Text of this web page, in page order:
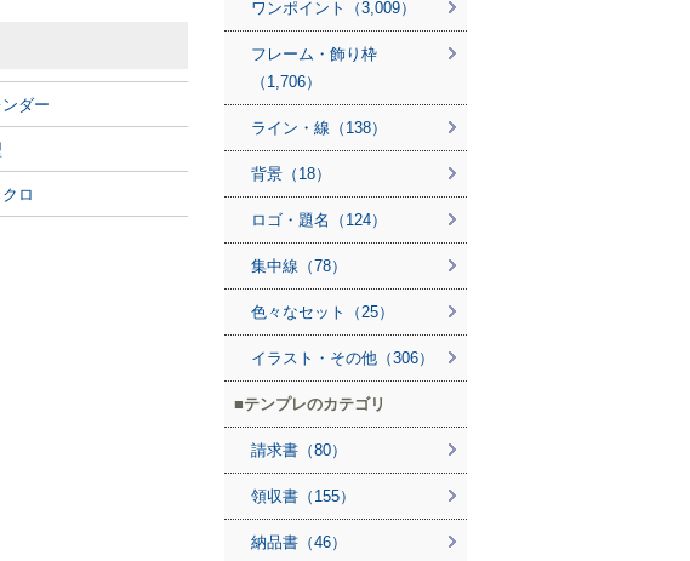
ダー
ロ
ワンポイント（3,009）
フレーム・飾り枠
（1,706）
ライン・線（138）
背景（18）
ロゴ・題名（124）
集中線（78）
色々なセット（25）
イラスト・その他（306）
テンプレのカテゴリ
請求書（80）
領収書（155）
納品書（46）